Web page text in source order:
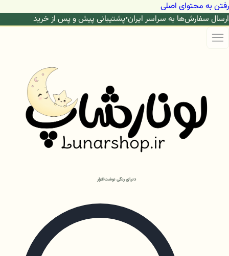
رفتن به محتوای اصلی
ارسال سفارش‌ها به سراسر ایران•پشتیبانی پیش و پس از خرید
دنیای رنگی نوشت‌افزار